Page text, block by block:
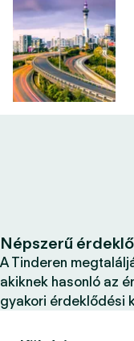
Népszerű
A Tinderen
akiknek hasonló az
gyakori érdeklődési